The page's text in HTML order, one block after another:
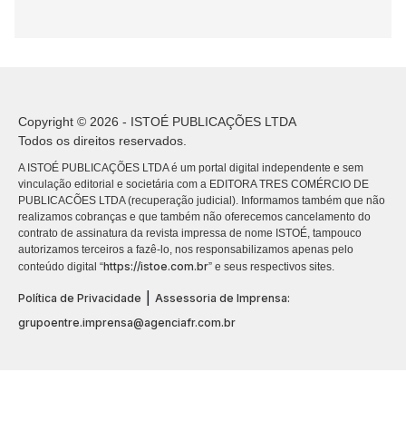
Copyright © 2026 - ISTOÉ PUBLICAÇÕES LTDA
Todos os direitos reservados.
A ISTOÉ PUBLICAÇÕES LTDA é um portal digital independente e sem
vinculação editorial e societária com a EDITORA TRES COMÉRCIO DE
PUBLICACÕES LTDA (recuperação judicial). Informamos também que não
realizamos cobranças e que também não oferecemos cancelamento do
contrato de assinatura da revista impressa de nome ISTOÉ, tampouco
autorizamos terceiros a fazê-lo, nos responsabilizamos apenas pelo
conteúdo digital “https://istoe.com.br” e seus respectivos sites.
Política de Privacidade
Assessoria de Imprensa:
grupoentre.imprensa@agenciafr.com.br